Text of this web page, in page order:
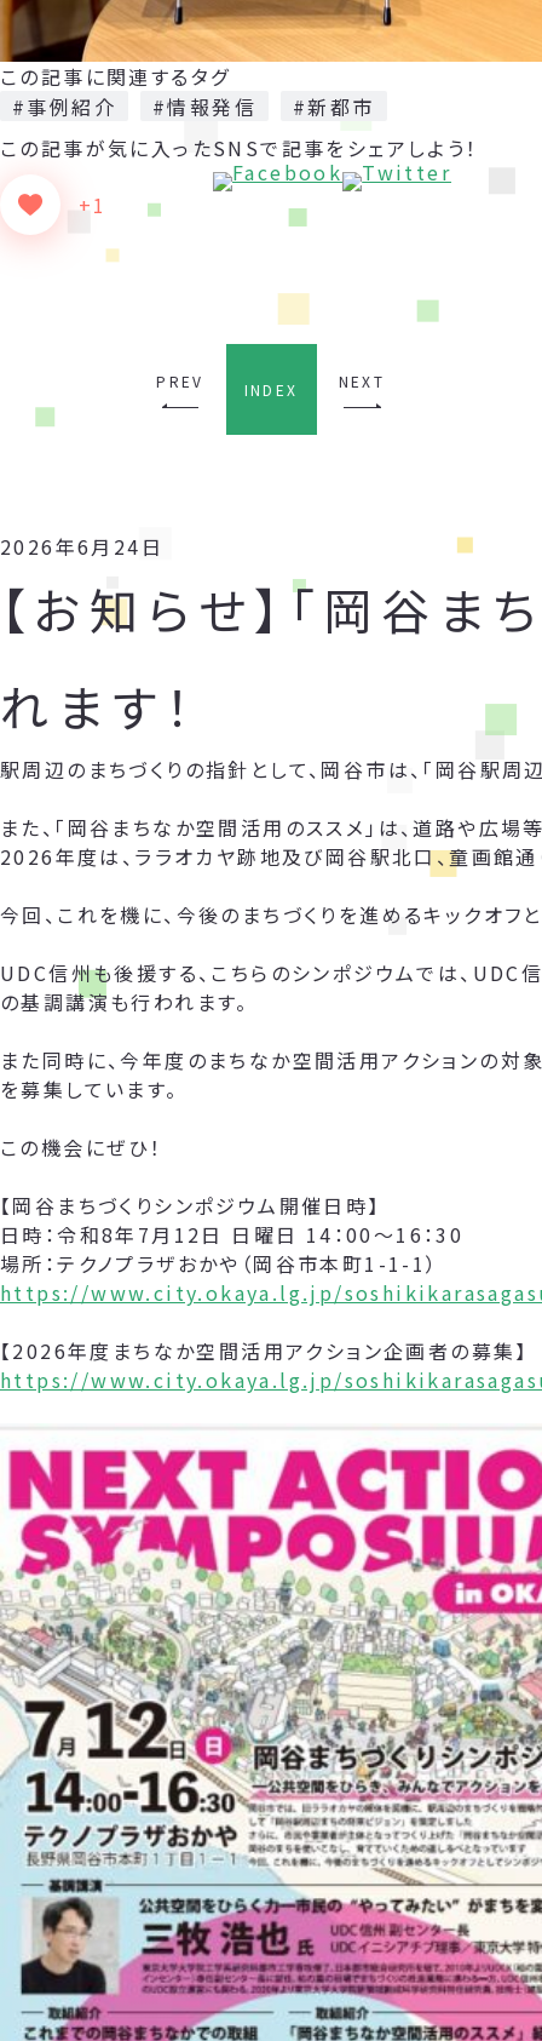
この記事に関連するタグ
#事例紹介
#情報発信
#新都市
この記事が気に入った
+1
SNSで記事をシェアしよう！
PREV INDEX NEXT
2026年6月24日
【お知らせ】「岡谷
れます！
駅周辺のまちづくりの指針として、岡谷市は、「岡谷駅周
また、「岡谷まちなか空間活用のススメ」は、道路や広
2026年度は、ララオカヤ跡地及び岡谷駅北口、童画館通
今回、これを機に、今後のまちづくりを進めるキックオフ
UDC信州も後援する、こちらのシンポジウムでは、
の基調講演も行われます。
また同時に、今年度のまちなか空間活用アクションの対
を募集しています。
この機会にぜひ！
【岡谷まちづくりシンポジウム開催日時】
日時：令和8年7月12日 日曜日 14：00～16：30
場所：テクノプラザおかや（岡谷市本町1-1-1）
https://www.city.okaya.lg.jp/
【2026年度まちなか空間活用アクション企画者の募集】
https://www.city.okaya.lg.jp/